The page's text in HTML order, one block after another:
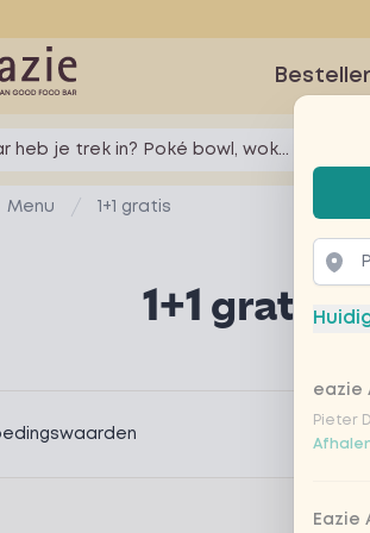
heb je trek in? Poké bowl, wok...
Menu 1+1 gratis
1+1 gratis
eazie
Pieter
Eazie